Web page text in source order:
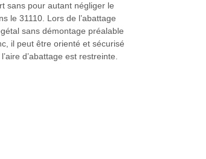
sans pour autant négliger le
le 31110. Lors de l’abattage
sans démontage préalable
il peut être orienté et sécurisé
d’abattage est restreinte.